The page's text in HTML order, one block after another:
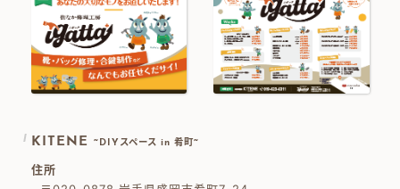
KITENE ~DIYスペース in 肴町~
住所